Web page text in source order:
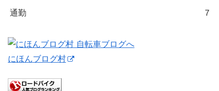
通勤 7
にほんブログ村